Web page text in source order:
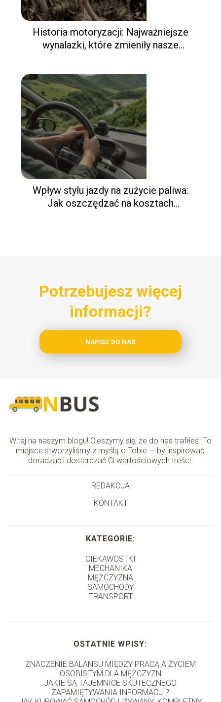
Historia motoryzacji: Najważniejsze
wynalazki, które zmieniły nasze
Wpływ stylu jazdy na zużycie paliwa:
Jak oszczędzać na kosztach
Potrzebujesz więcej
informacji?
NAPISZ DO NAS
Witaj na naszym blogu! Cieszymy się, że do nas trafiłeś. To
miejsce stworzyliśmy z myślą o Tobie — by inspirować,
doradzać i dostarczać Ci wartościowych treści.
REDAKCJA
KONTAKT
KATEGORIE:
CIEKAWOSTKI
MECHANIKA
MĘŻCZYZNA
SAMOCHODY
TRANSPORT
OSTATNIE WPISY:
ZNACZENIE BALANSU MIĘDZY PRACĄ A ŻYCIEM
OSOBISTYM DLA MĘŻCZYZN
JAKIE SĄ TAJEMNICE SKUTECZNEGO
ZAPAMIĘTYWANIA INFORMACJI?